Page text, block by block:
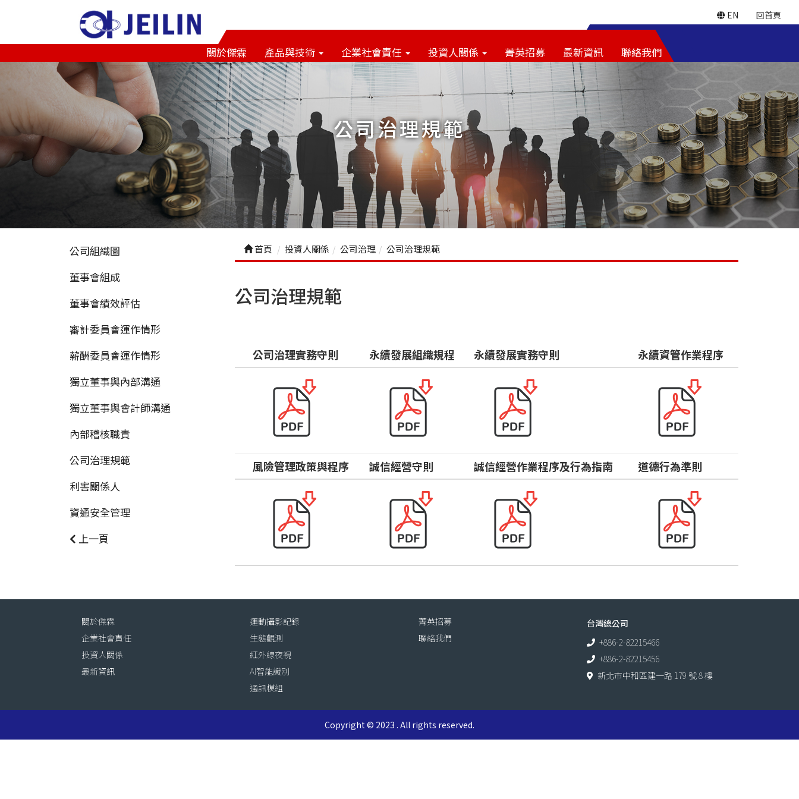
EN 回首頁
關於傑霖 產品與技術 企業社會責任 投資人關係 菁英招募 最新資訊 聯絡我們
公司治理規範
公司組織圖
董事會組成
董事會績效評估
審計委員會運作情形
薪酬委員會運作情形
獨立董事與內部溝通
獨立董事與會計師溝通
內部稽核職責
公司治理規範
利害關係人
資通安全管理
上一頁
首頁 投資人關係 公司治理 公司治理規範
公司治理規範
公司治理實務守則 永續發展組織規程 永續發展實務守則 永續資管作業程序
風險管理政策與程序 誠信經營守則 誠信經營作業程序及行為指南 道德行為準則
關於傑霖
企業社會責任
投資人關係
最新資訊
運動攝影記錄
生態觀測
紅外線夜視
AI智能識別
通訊模組
菁英招募
聯絡我們
台灣總公司
+886-2-82215466
+886-2-82215456
新北市中和區建一路 179 號 8 樓
Copyright © 2023 . All rights reserved.